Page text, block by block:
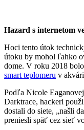
Hazard s internetom
Hoci tento útok
útoku by mohol ľahko
dome. V roku 2018
smart teplomeru v
Podľa Nicole
Darktrace, hackeri
dostali do siete, „našli
preniesli späť cez sieť